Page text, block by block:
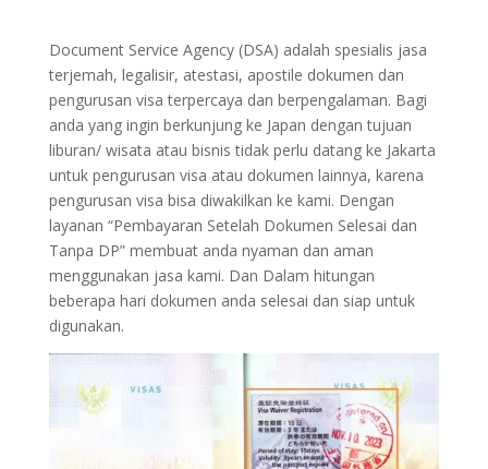
Document Service Agency (DSA) adalah spesialis jasa
terjemah, legalisir, atestasi, apostile dokumen dan
pengurusan visa terpercaya dan berpengalaman. Bagi
anda yang ingin berkunjung ke Japan dengan tujuan
liburan/ wisata atau bisnis tidak perlu datang ke Jakarta
untuk pengurusan visa atau dokumen lainnya, karena
pengurusan visa bisa diwakilkan ke kami. Dengan
layanan “Pembayaran Setelah Dokumen Selesai dan
Tanpa DP” membuat anda nyaman dan aman
menggunakan jasa kami. Dan Dalam hitungan
beberapa hari dokumen anda selesai dan siap untuk
digunakan.